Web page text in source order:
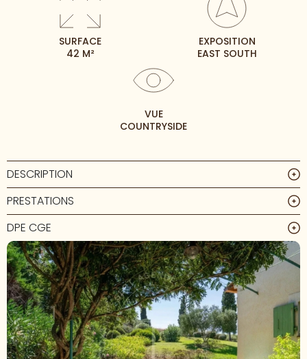
SURFACE
42 M²
EXPOSITION
EAST SOUTH
VUE
COUNTRYSIDE
DESCRIPTION
PRESTATIONS
DPE CGE